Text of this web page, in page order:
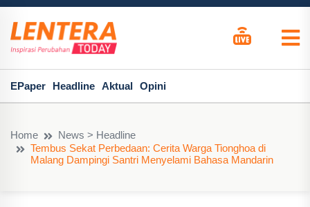
EPaper Headline Aktual Opini
Home
News > Headline
Tembus Sekat Perbedaan: Cerita Warga Tionghoa di
Malang Dampingi Santri Menyelami Bahasa Mandarin